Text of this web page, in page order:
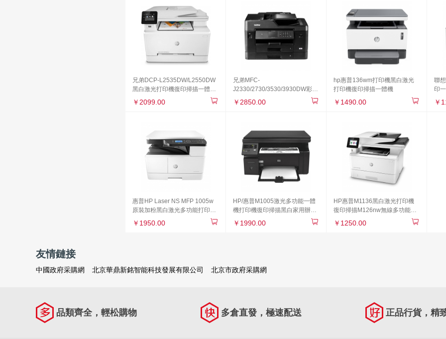
兄弟DCP-L2535DW/L2550DW
黑白激光打印機復印掃描一體機
手機無線wifi網絡自動雙面打印
￥2099.00
兄弟MFC-
J2330/2730/3530/3930DW彩色
噴墨A3一體機
￥2850.00
hp惠普136wm打印機黑白激光
打印機復印掃描一體機
￥1490.00
聯
印
￥
惠普HP Laser NS MFP 1005w
原裝加粉黑白激光多功能打印一
￥1950.00
HP/惠普M1005激光多功能一體
機打印機復印掃描黑白家用辦公
￥1990.00
HP惠普M1136黑白激光打印機
復印掃描M126nw無線多功能一
￥1250.00
友情鏈接
中國政府采購網 北京華鼎新銘智能科技發展有限公司 北京市政府采購網
品類齊全，輕松購物 多倉直發，極速配送 正品行貨，精